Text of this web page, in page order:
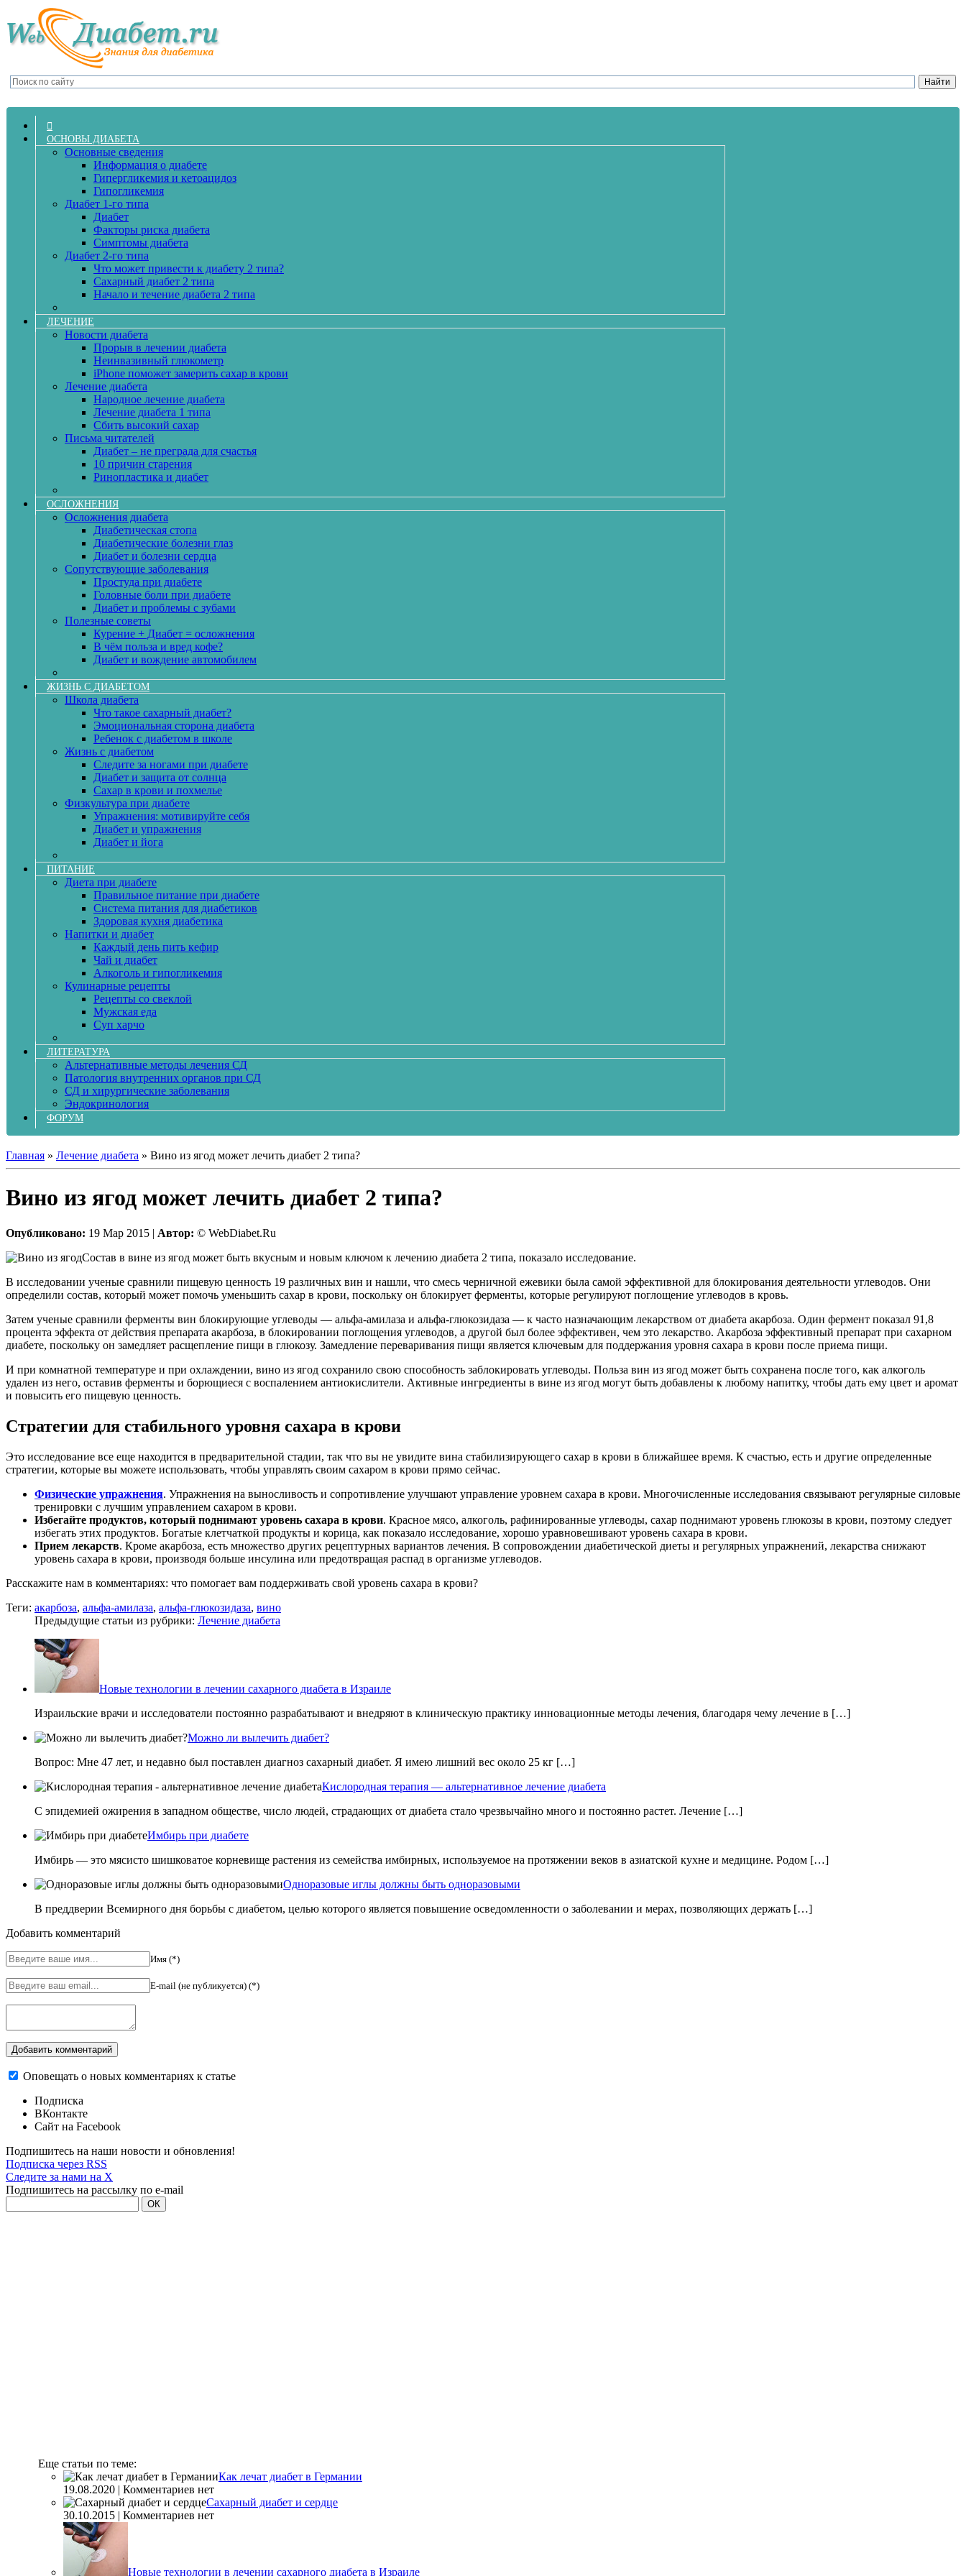
ОСНОВЫ ДИАБЕТА
Основные сведения
Информация о диабете
Гипергликемия и кетоацидоз
Гипогликемия
Диабет 1-го типа
Диабет
Факторы риска диабета
Симптомы диабета
Диабет 2-го типа
Что может привести к диабету 2 типа?
Сахарный диабет 2 типа
Начало и течение диабета 2 типа
ЛЕЧЕНИЕ
Новости диабета
Прорыв в лечении диабета
Неинвазивный глюкометр
iPhone поможет замерить сахар в крови
Лечение диабета
Народное лечение диабета
Лечение диабета 1 типа
Сбить высокий сахар
Письма читателей
Диабет – не преграда для счастья
10 причин старения
Ринопластика и диабет
ОСЛОЖНЕНИЯ
Осложнения диабета
Диабетическая стопа
Диабетические болезни глаз
Диабет и болезни сердца
Сопутствующие заболевания
Простуда при диабете
Головные боли при диабете
Диабет и проблемы с зубами
Полезные советы
Курение + Диабет = осложнения
В чём польза и вред кофе?
Диабет и вождение автомобилем
ЖИЗНЬ С ДИАБЕТОМ
Школа диабета
Что такое сахарный диабет?
Эмоциональная сторона диабета
Ребенок с диабетом в школе
Жизнь с диабетом
Следите за ногами при диабете
Диабет и защита от солнца
Сахар в крови и похмелье
Физкультура при диабете
Упражнения: мотивируйте себя
Диабет и упражнения
Диабет и йога
ПИТАНИЕ
Диета при диабете
Правильное питание при диабете
Система питания для диабетиков
Здоровая кухня диабетика
Напитки и диабет
Каждый день пить кефир
Чай и диабет
Алкоголь и гипогликемия
Кулинарные рецепты
Рецепты со свеклой
Мужская еда
Суп харчо
ЛИТЕРАТУРА
Альтернативные методы лечения СД
Патология внутренних органов при СД
СД и хирургические заболевания
Эндокринология
ФОРУМ
Главная » Лечение диабета » Вино из ягод может лечить диабет 2 типа?
Вино из ягод может лечить диабет 2 типа?
Опубликовано: 19 Мар 2015 | Автор: © WebDiabet.Ru
Состав в вине из ягод может быть вкусным и новым ключом к лечению диабета 2 типа, показало исследование.
В исследовании ученые сравнили пищевую ценность 19 различных вин и нашли, что смесь черничной ежевики была самой эффективной для блокирования деятельности углеводов. Они
определили состав, который может помочь уменьшить сахар в крови, поскольку он блокирует ферменты, которые регулируют поглощение углеводов в кровь.
Затем ученые сравнили ферменты вин блокирующие углеводы — альфа-амилаза и альфа-глюкозидаза — к часто назначающим лекарством от диабета акарбоза. Один фермент показал 91,8
процента эффекта от действия препарата акарбоза, в блокировании поглощения углеводов, а другой был более эффективен, чем это лекарство. Акарбоза эффективный препарат при сахарном
диабете, поскольку он замедляет расщепление пищи в глюкозу. Замедление переваривания пищи является ключевым для поддержания уровня сахара в крови после приема пищи.
И при комнатной температуре и при охлаждении, вино из ягод сохранило свою способность заблокировать углеводы. Польза вин из ягод может быть сохранена после того, как алкоголь
удален из него, оставив ферменты и борющиеся с воспалением антиокислители. Активные ингредиенты в вине из ягод могут быть добавлены к любому напитку, чтобы дать ему цвет и аромат
и повысить его пищевую ценность.
Стратегии для стабильного уровня сахара в крови
Это исследование все еще находится в предварительной стадии, так что вы не увидите вина стабилизирующего сахар в крови в ближайшее время. К счастью, есть и другие определенные
стратегии, которые вы можете использовать, чтобы управлять своим сахаром в крови прямо сейчас.
Физические упражнения. Упражнения на выносливость и сопротивление улучшают управление уровнем сахара в крови. Многочисленные исследования связывают регулярные силовые
тренировки с лучшим управлением сахаром в крови.
Избегайте продуктов, который поднимают уровень сахара в крови. Красное мясо, алкоголь, рафинированные углеводы, сахар поднимают уровень глюкозы в крови, поэтому следует
избегать этих продуктов. Богатые клетчаткой продукты и корица, как показало исследование, хорошо уравновешивают уровень сахара в крови.
Прием лекарств. Кроме акарбоза, есть множество других рецептурных вариантов лечения. В сопровождении диабетической диеты и регулярных упражнений, лекарства снижают
уровень сахара в крови, производя больше инсулина или предотвращая распад в организме углеводов.
Расскажите нам в комментариях: что помогает вам поддерживать свой уровень сахара в крови?
Теги: акарбоза, альфа-амилаза, альфа-глюкозидаза, вино
Предыдущие статьи из рубрики: Лечение диабета
Новые технологии в лечении сахарного диабета в Израиле
Израильские врачи и исследователи постоянно разрабатывают и внедряют в клиническую практику инновационные методы лечения, благодаря чему лечение в […]
Можно ли вылечить диабет?
Вопрос: Мне 47 лет, и недавно был поставлен диагноз сахарный диабет. Я имею лишний вес около 25 кг […]
Кислородная терапия — альтернативное лечение диабета
С эпидемией ожирения в западном обществе, число людей, страдающих от диабета стало чрезвычайно много и постоянно растет. Лечение […]
Имбирь при диабете
Имбирь — это мясисто шишковатое корневище растения из семейства имбирных, используемое на протяжении веков в азиатской кухне и медицине. Родом […]
Одноразовые иглы должны быть одноразовыми
В преддверии Всемирного дня борьбы с диабетом, целью которого является повышение осведомленности о заболевании и мерах, позволяющих держать […]
Добавить комментарий
Имя (*)
E-mail (не публикуется) (*)
Оповещать о новых комментариях к статье
Подписка
ВКонтакте
Сайт на Facebook
Подпишитесь на наши новости и обновления!
Подписка через RSS
Следите за нами на X
Подпишитесь на рассылку по e-mail
Еще статьи по теме:
Как лечат диабет в Германии
19.08.2020 | Комментариев нет
Сахарный диабет и сердце
30.10.2015 | Комментариев нет
Новые технологии в лечении сахарного диабета в Израиле